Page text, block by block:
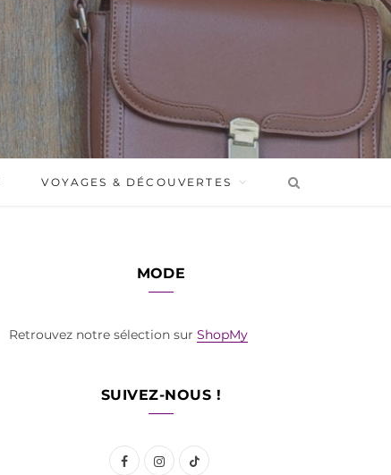
VOYAGES & DÉCOUVERTES
MODE
Retrouvez notre sélection sur ShopMy
SUIVEZ-NOUS !
F
I
T